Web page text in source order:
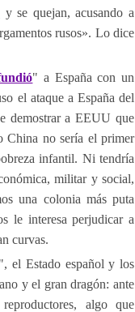
y se quejan, acusando a
rusos». Lo dice
" a España con un
el ataque a España del
demostrar a EEUU que
China no sería el primer
infantil. Ni tendría
militar y social,
una colonia más puta
le interesa perjudicar a
curvas.
el Estado español y los
y el gran dragón: ante
algo que